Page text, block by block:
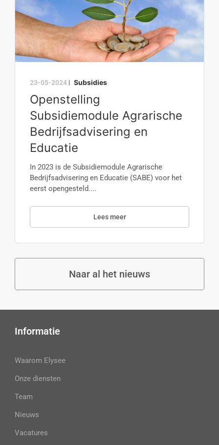
23-05-2024 | Subsidies
Openstelling
Subsidiemodule Agrarische
Bedrijfsadvisering en
Educatie
In 2023 is de Subsidiemodule Agrarische
Bedrijfsadvisering en Educatie (SABE) voor het
eerst opengesteld....
Lees meer
Naar al het nieuws
Informatie
Waarom Elysee
Onze diensten
Team
Nieuws
Vacatures